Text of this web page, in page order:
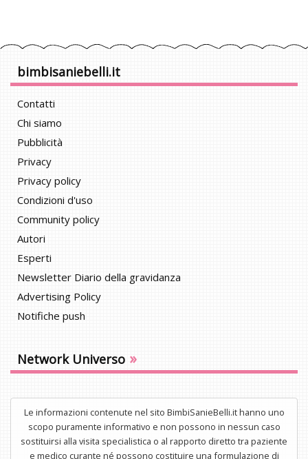
bimbisaniebelli.it
Contatti
Chi siamo
Pubblicità
Privacy
Privacy policy
Condizioni d'uso
Community policy
Autori
Esperti
Newsletter Diario della gravidanza
Advertising Policy
Notifiche push
Network Universo »
Le informazioni contenute nel sito BimbiSanieBelli.it hanno uno
scopo puramente informativo e non possono in nessun caso
sostituirsi alla visita specialistica o al rapporto diretto tra paziente
e medico curante né possono costituire una formulazione di